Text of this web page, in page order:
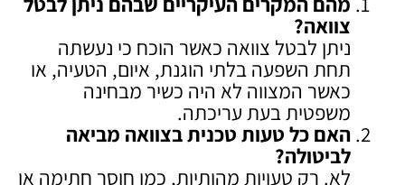
צוואה?
ניתן לבטל צוואה כאשר הוכח כי נעשתה
תחת השפעה בלתי הוגנת, איום, הטעיה, או
כאשר המצווה לא היה כשיר מבחינה
משפטית בעת עריכתה.
האם כל טעות טכנית בצוואה מביאה
לביטולה?
לא. רק טעויות מהותיות, כמו חוסר חתימה או